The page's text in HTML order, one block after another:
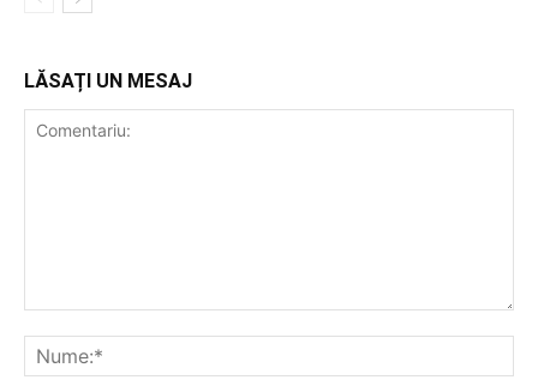
LĂSAȚI UN MESAJ